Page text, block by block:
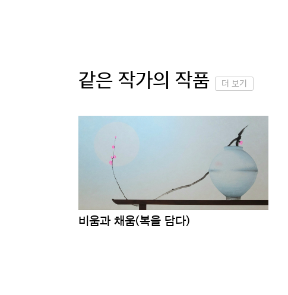
같은 작가의 작품 더 보기
비움과 채움(꿈을 이루다)